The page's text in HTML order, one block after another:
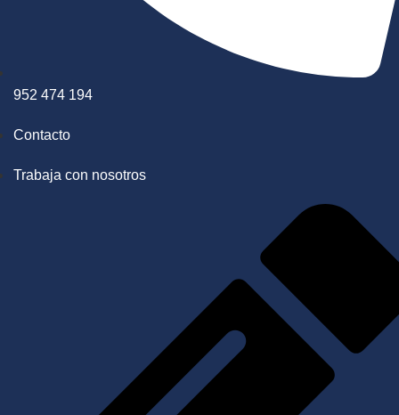
952 474 194
Contacto
Trabaja con nosotros